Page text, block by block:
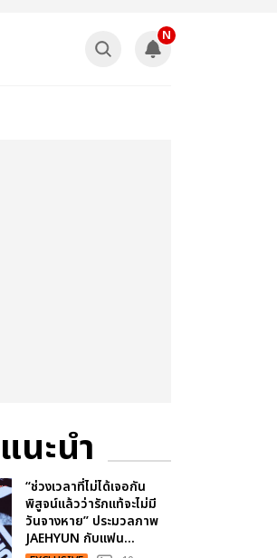
N
แนะนำ
“ช่วงเวลาที่ไม่ได้เจอกัน
พิสูจน์แล้วว่ารักแท้จะไม่มี
วันจางหาย” ประมวลภาพ
JAEHYUN กับแฟน...